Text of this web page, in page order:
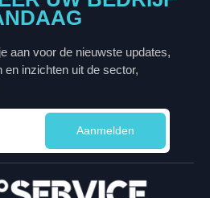
aan voor de nieuwste updates,
inzichten uit de sector,
Aanmelden